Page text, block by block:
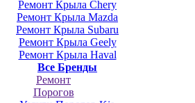
Ремонт Крыла Chery
Ремонт Крыла Mazda
Ремонт Крыла Subaru
Ремонт Крыла Geely
Ремонт Крыла Haval
Все Бренды
Ремонт
Порогов